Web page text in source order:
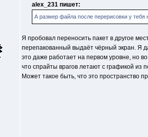
alex_231 пишет:
А размер файла после перерисовки у тебя
Я пробовал переносить пакет в другое
перепакованный выдаёт чёрный экран. Я
это даже работает на первом уровне, но
что спрайты врагов летают с графикой из
Может такое быть, что это пространство